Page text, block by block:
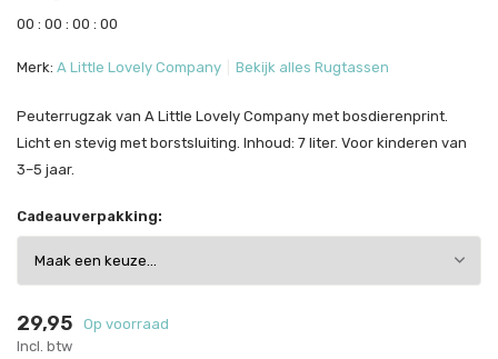
00 : 00 : 00 : 00
Merk: A Little Lovely Company Bekijk alles Rugtassen
Peuterrugzak van A Little Lovely Company met bosdierenprint.
Licht en stevig met borstsluiting. Inhoud: 7 liter. Voor kinderen van
3–5 jaar.
Cadeauverpakking:
29,95
Op voorraad
Incl. btw